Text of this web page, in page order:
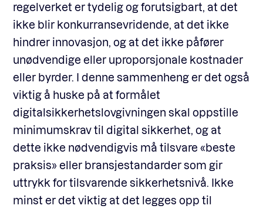
regelverket er tydelig og forutsigbart, at det
ikke blir konkurransevridende, at det ikke
hindrer innovasjon, og at det ikke påfører
unødvendige eller uproporsjonale kostnader
eller byrder. I denne sammenheng er det også
viktig å huske på at formålet
digitalsikkerhetslovgivningen skal oppstille
minimumskrav til digital sikkerhet, og at
dette ikke nødvendigvis må tilsvare «beste
praksis» eller bransjestandarder som gir
uttrykk for tilsvarende sikkerhetsnivå. Ikke
minst er det viktig at det legges opp til